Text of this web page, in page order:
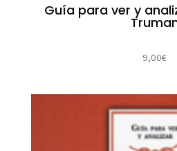
Guía para ver y
9,00€